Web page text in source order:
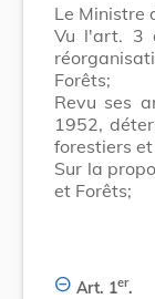
Le Ministre
Vu l'art. 3
Forêts;
Revu ses
1952,
forestiers
Sur la
et Forêts;
Art. 1er.